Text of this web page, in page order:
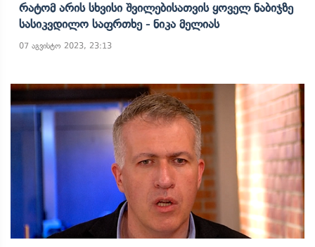
Რატომ Არის Სხვისი Შვილებისათვის Ყოველ Ნაბიჯზე
Სასიკვდილო Საფრთხე - Ნიკა Მელიას
07 აგვისტო 2023, 23:13